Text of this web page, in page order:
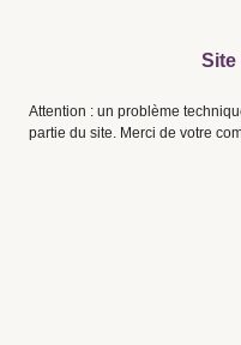
Site
Attention : un problème
partie du site. Merci de votre